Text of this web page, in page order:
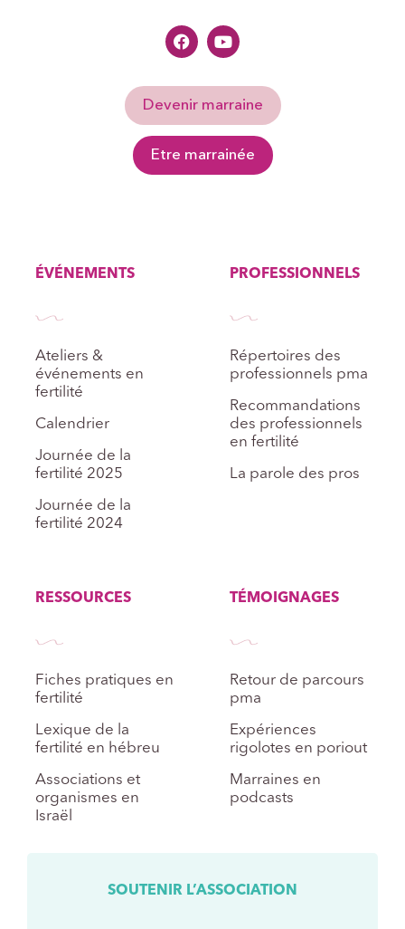
Devenir marraine
Etre marrainée
ÉVÉNEMENTS
Ateliers &
événements en
fertilité
Calendrier
Journée de la
fertilité 2025
Journée de la
fertilité 2024
PROFESSIONNELS
Répertoires des
professionnels pma
Recommandations
des professionnels
en fertilité
La parole des pros
RESSOURCES
Fiches pratiques en
fertilité
Lexique de la
fertilité en hébreu
Associations et
organismes en
Israël
TÉMOIGNAGES
Retour de parcours
pma
Expériences
rigolotes en poriout
Marraines en
podcasts
SOUTENIR L’ASSOCIATION